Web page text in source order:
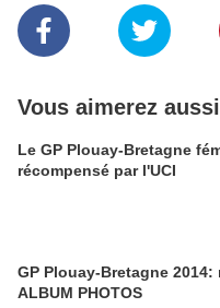
Vous aimerez aussi
Le GP Plouay-Bretagne
récompensé par l'UCI
GP Plouay-Bretagne 2014:
ALBUM PHOTOS